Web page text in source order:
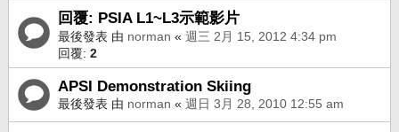
回覆: PSIA L1~L3示範影片
最後發表 由 norman « 週三 2月 15, 2012 4:34 pm
回覆: 2
APSI Demonstration Skiing
最後發表 由 norman « 週日 3月 28, 2010 12:55 am